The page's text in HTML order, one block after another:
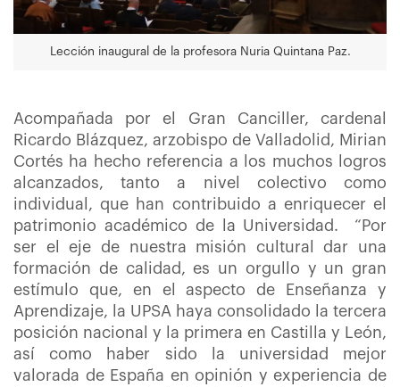
Lección inaugural de la profesora Nuria Quintana Paz.
Acompañada por el Gran Canciller, cardenal
Ricardo Blázquez, arzobispo de Valladolid, Mirian
Cortés ha hecho referencia a los muchos logros
alcanzados, tanto a nivel colectivo como
individual, que han contribuido a enriquecer el
patrimonio académico de la Universidad. “Por
ser el eje de nuestra misión cultural dar una
formación de calidad, es un orgullo y un gran
estímulo que, en el aspecto de Enseñanza y
Aprendizaje, la UPSA haya consolidado la tercera
posición nacional y la primera en Castilla y León,
así como haber sido la universidad mejor
valorada de España en opinión y experiencia de